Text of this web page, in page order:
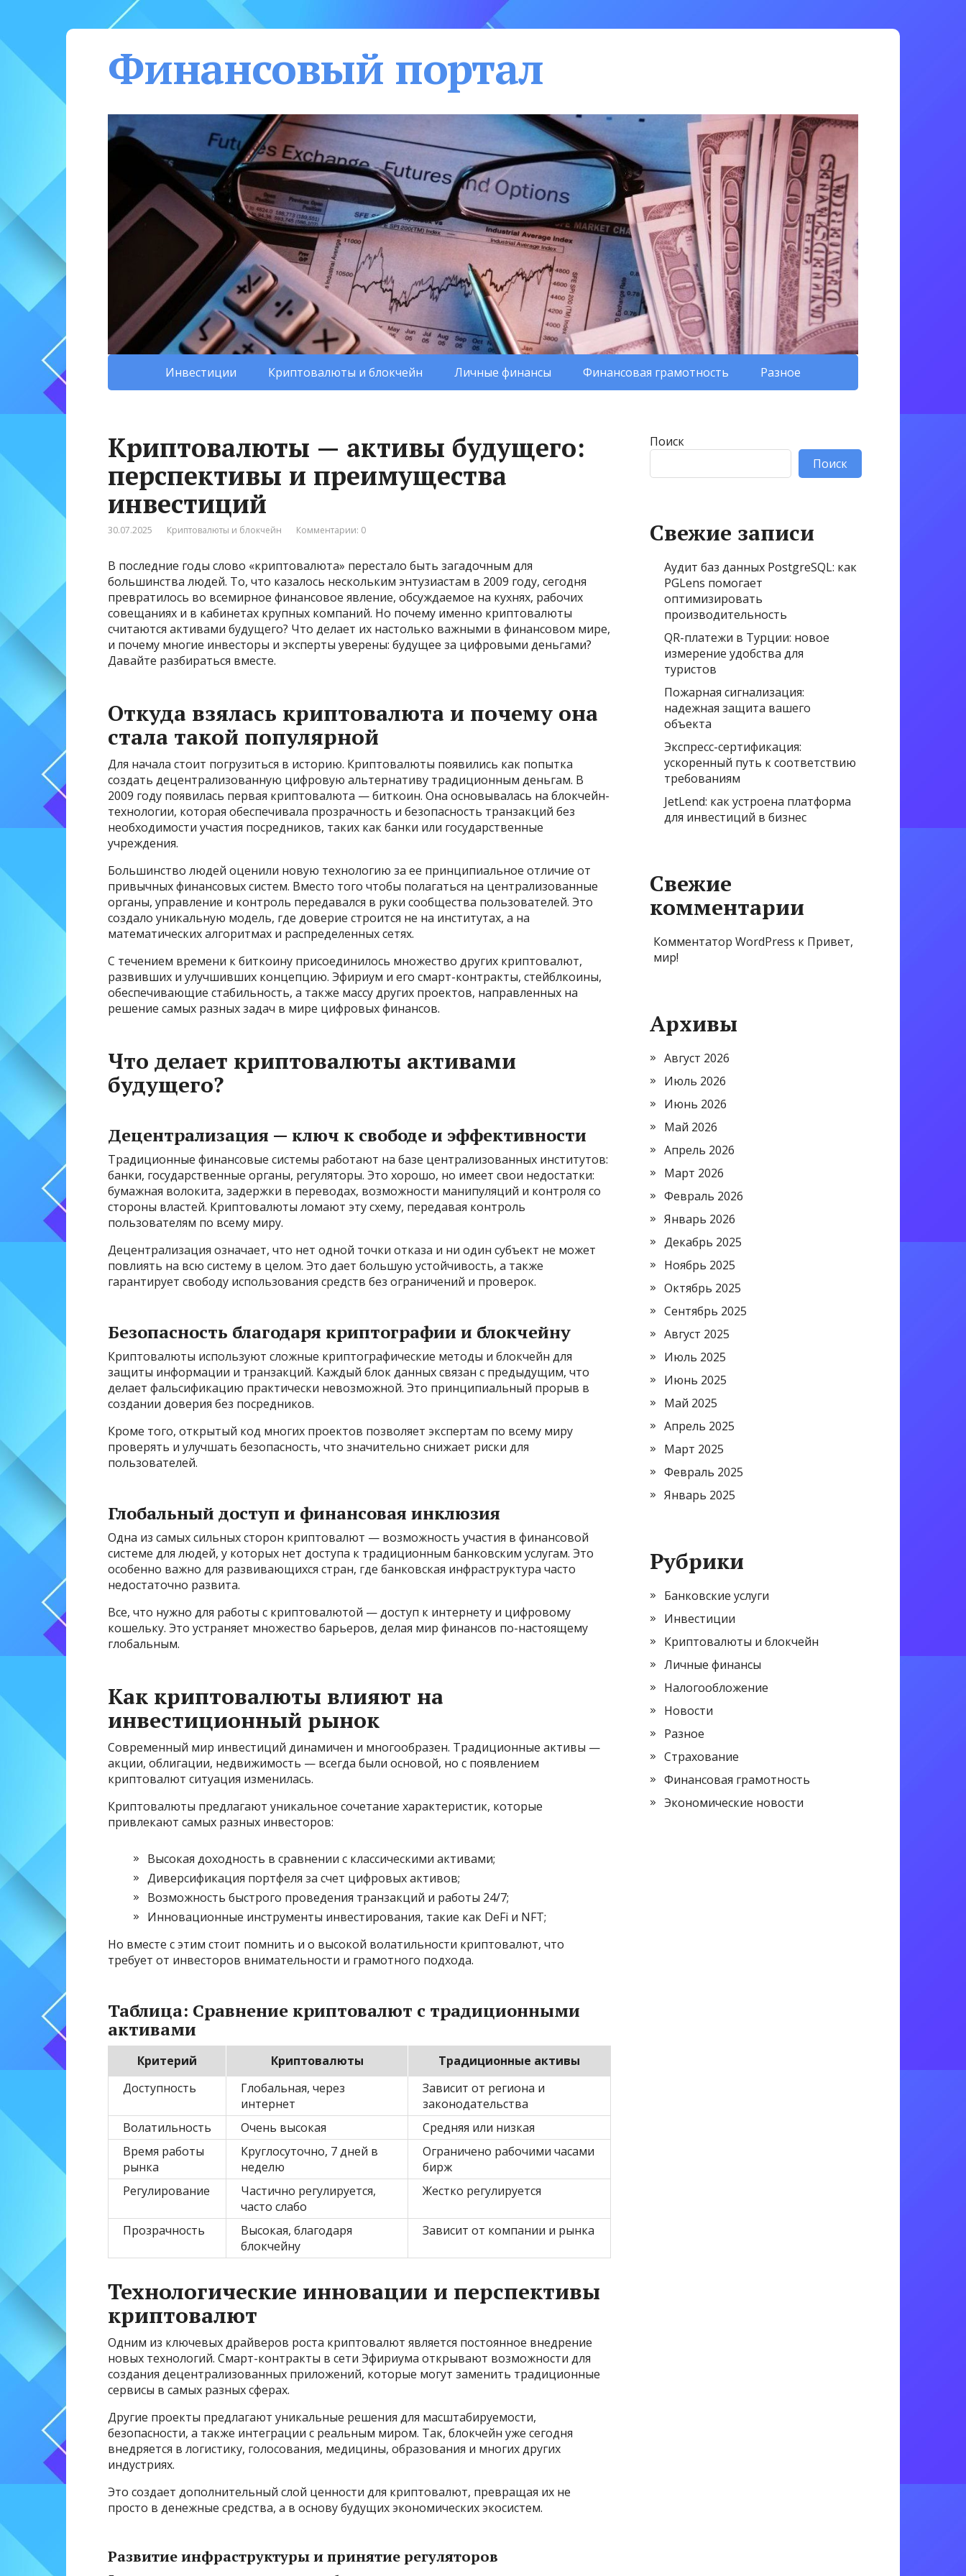
Финансовый портал
Инвестиции Криптовалюты и блокчейн Личные финансы Финансовая грамотность Разное
Криптовалюты — активы будущего:
перспективы и преимущества
инвестиций
30.07.2025 Криптовалюты и блокчейн Комментарии: 0
В последние годы слово «криптовалюта» перестало быть загадочным для
большинства людей. То, что казалось нескольким энтузиастам в 2009 году, сегодня
превратилось во всемирное финансовое явление, обсуждаемое на кухнях, рабочих
совещаниях и в кабинетах крупных компаний. Но почему именно криптовалюты
считаются активами будущего? Что делает их настолько важными в финансовом мире,
и почему многие инвесторы и эксперты уверены: будущее за цифровыми деньгами?
Давайте разбираться вместе.
Откуда взялась криптовалюта и почему она
стала такой популярной
Для начала стоит погрузиться в историю. Криптовалюты появились как попытка
создать децентрализованную цифровую альтернативу традиционным деньгам. В
2009 году появилась первая криптовалюта — биткоин. Она основывалась на блокчейн-
технологии, которая обеспечивала прозрачность и безопасность транзакций без
необходимости участия посредников, таких как банки или государственные
учреждения.
Большинство людей оценили новую технологию за ее принципиальное отличие от
привычных финансовых систем. Вместо того чтобы полагаться на централизованные
органы, управление и контроль передавался в руки сообщества пользователей. Это
создало уникальную модель, где доверие строится не на институтах, а на
математических алгоритмах и распределенных сетях.
С течением времени к биткоину присоединилось множество других криптовалют,
развивших и улучшивших концепцию. Эфириум и его смарт-контракты, стейблкоины,
обеспечивающие стабильность, а также массу других проектов, направленных на
решение самых разных задач в мире цифровых финансов.
Что делает криптовалюты активами
будущего?
Децентрализация — ключ к свободе и эффективности
Традиционные финансовые системы работают на базе централизованных институтов:
банки, государственные органы, регуляторы. Это хорошо, но имеет свои недостатки:
бумажная волокита, задержки в переводах, возможности манипуляций и контроля со
стороны властей. Криптовалюты ломают эту схему, передавая контроль
пользователям по всему миру.
Децентрализация означает, что нет одной точки отказа и ни один субъект не может
повлиять на всю систему в целом. Это дает большую устойчивость, а также
гарантирует свободу использования средств без ограничений и проверок.
Безопасность благодаря криптографии и блокчейну
Криптовалюты используют сложные криптографические методы и блокчейн для
защиты информации и транзакций. Каждый блок данных связан с предыдущим, что
делает фальсификацию практически невозможной. Это принципиальный прорыв в
создании доверия без посредников.
Кроме того, открытый код многих проектов позволяет экспертам по всему миру
проверять и улучшать безопасность, что значительно снижает риски для
пользователей.
Глобальный доступ и финансовая инклюзия
Одна из самых сильных сторон криптовалют — возможность участия в финансовой
системе для людей, у которых нет доступа к традиционным банковским услугам. Это
особенно важно для развивающихся стран, где банковская инфраструктура часто
недостаточно развита.
Все, что нужно для работы с криптовалютой — доступ к интернету и цифровому
кошельку. Это устраняет множество барьеров, делая мир финансов по-настоящему
глобальным.
Как криптовалюты влияют на
инвестиционный рынок
Современный мир инвестиций динамичен и многообразен. Традиционные активы —
акции, облигации, недвижимость — всегда были основой, но с появлением
криптовалют ситуация изменилась.
Криптовалюты предлагают уникальное сочетание характеристик, которые
привлекают самых разных инвесторов:
Высокая доходность в сравнении с классическими активами;
Диверсификация портфеля за счет цифровых активов;
Возможность быстрого проведения транзакций и работы 24/7;
Инновационные инструменты инвестирования, такие как DeFi и NFT;
Но вместе с этим стоит помнить и о высокой волатильности криптовалют, что
требует от инвесторов внимательности и грамотного подхода.
Таблица: Сравнение криптовалют с традиционными
активами
Критерий Криптовалюты
Традиционные активы
Доступность
Глобальная, через
интернет
Зависит от региона и
законодательства
Волатильность
Очень высокая
Средняя или низкая
Время работы
рынка
Круглосуточно, 7 дней в
неделю
Ограничено рабочими часами
бирж
Регулирование
Частично регулируется,
часто слабо
Жестко регулируется
Прозрачность
Высокая, благодаря
блокчейну
Зависит от компании и рынка
Технологические инновации и перспективы
криптовалют
Одним из ключевых драйверов роста криптовалют является постоянное внедрение
новых технологий. Смарт-контракты в сети Эфириума открывают возможности для
создания децентрализованных приложений, которые могут заменить традиционные
сервисы в самых разных сферах.
Другие проекты предлагают уникальные решения для масштабируемости,
безопасности, а также интеграции с реальным миром. Так, блокчейн уже сегодня
внедряется в логистику, голосования, медицины, образования и многих других
индустриях.
Это создает дополнительный слой ценности для криптовалют, превращая их не
просто в денежные средства, а в основу будущих экономических экосистем.
Развитие инфраструктуры и принятие регуляторов
Поиск
Поиск
Свежие записи
Аудит баз данных PostgreSQL: как
PGLens помогает
оптимизировать
производительность
QR-платежи в Турции: новое
измерение удобства для
туристов
Пожарная сигнализация:
надежная защита вашего
объекта
Экспресс-сертификация:
ускоренный путь к соответствию
требованиям
JetLend: как устроена платформа
для инвестиций в бизнес
Свежие
комментарии
Комментатор WordPress к Привет,
мир!
Архивы
Август 2026
Июль 2026
Июнь 2026
Май 2026
Апрель 2026
Март 2026
Февраль 2026
Январь 2026
Декабрь 2025
Ноябрь 2025
Октябрь 2025
Сентябрь 2025
Август 2025
Июль 2025
Июнь 2025
Май 2025
Апрель 2025
Март 2025
Февраль 2025
Январь 2025
Рубрики
Банковские услуги
Инвестиции
Криптовалюты и блокчейн
Личные финансы
Налогообложение
Новости
Разное
Страхование
Финансовая грамотность
Экономические новости